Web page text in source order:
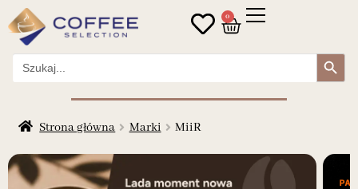
0
Search
for:
Search Button
Strona główna Marki MiiR